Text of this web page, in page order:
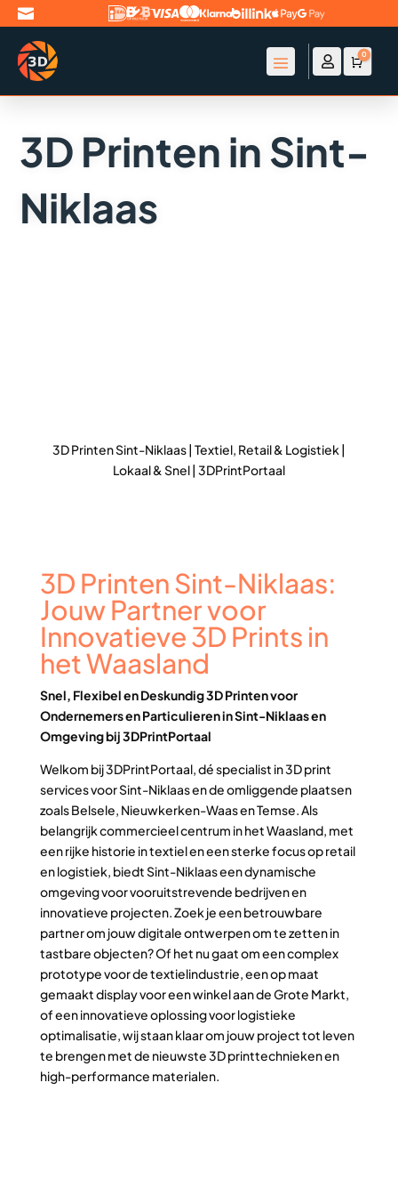

 Account
0
3D Printen in Sint-
Niklaas
3D Printen Sint-Niklaas | Textiel, Retail & Logistiek |
Lokaal & Snel | 3DPrintPortaal
3D Printen Sint-Niklaas:
Jouw Partner voor
Innovatieve 3D Prints in
het Waasland
Snel, Flexibel en Deskundig 3D Printen voor
Ondernemers en Particulieren in Sint-Niklaas en
Omgeving bij 3DPrintPortaal
Welkom bij 3DPrintPortaal, dé specialist in 3D print
services voor Sint-Niklaas en de omliggende plaatsen
zoals Belsele, Nieuwkerken-Waas en Temse. Als
belangrijk commercieel centrum in het Waasland, met
een rijke historie in textiel en een sterke focus op retail
en logistiek, biedt Sint-Niklaas een dynamische
omgeving voor vooruitstrevende bedrijven en
innovatieve projecten. Zoek je een betrouwbare
partner om jouw digitale ontwerpen om te zetten in
tastbare objecten? Of het nu gaat om een complex
prototype voor de textielindustrie, een op maat
gemaakt display voor een winkel aan de Grote Markt,
of een innovatieve oplossing voor logistieke
optimalisatie, wij staan klaar om jouw project tot leven
te brengen met de nieuwste 3D printtechnieken en
high-performance materialen.